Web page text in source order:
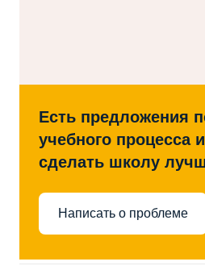
Есть предложения
учебного процесса
сделать школу
Написать о проблеме